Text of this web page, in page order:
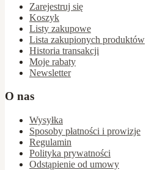
Zarejestruj się
Koszyk
Listy zakupowe
Lista zakupionych produktów
Historia transakcji
Moje rabaty
Newsletter
O nas
Wysyłka
Sposoby płatności i prowizje
Regulamin
Polityka prywatności
Odstąpienie od umowy